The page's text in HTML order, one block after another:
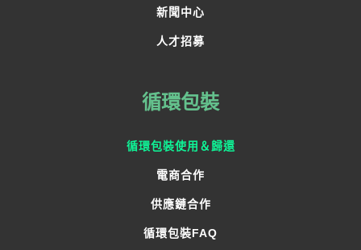
新聞中心
人才招募
循環包裝
循環包裝使用＆歸還
電商合作
供應鏈合作
循環包裝FAQ